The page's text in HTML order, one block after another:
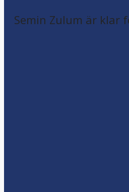
Semin Zulum är klar